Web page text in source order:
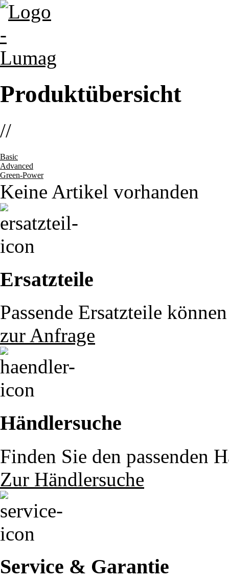
Produktübersicht
//
Basic
Advanced
Green-Power
Keine Artikel vorhanden
Ersatzteile
Passende Ersatzteile
zur Anfrage
Händlersuche
Finden Sie den passenden
Zur Händlersuche
Service & Garantie